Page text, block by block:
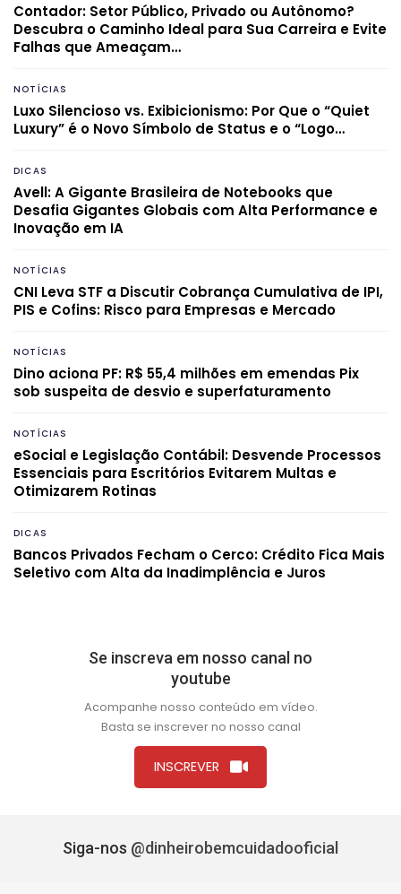
Contador: Setor Público, Privado ou Autônomo?
Descubra o Caminho Ideal para Sua Carreira e Evite
Falhas que Ameaçam…
NOTÍCIAS
Luxo Silencioso vs. Exibicionismo: Por Que o “Quiet
Luxury” é o Novo Símbolo de Status e o “Logo…
DICAS
Avell: A Gigante Brasileira de Notebooks que
Desafia Gigantes Globais com Alta Performance e
Inovação em IA
NOTÍCIAS
CNI Leva STF a Discutir Cobrança Cumulativa de IPI,
PIS e Cofins: Risco para Empresas e Mercado
NOTÍCIAS
Dino aciona PF: R$ 55,4 milhões em emendas Pix
sob suspeita de desvio e superfaturamento
NOTÍCIAS
eSocial e Legislação Contábil: Desvende Processos
Essenciais para Escritórios Evitarem Multas e
Otimizarem Rotinas
DICAS
Bancos Privados Fecham o Cerco: Crédito Fica Mais
Seletivo com Alta da Inadimplência e Juros
Se inscreva em nosso canal no
youtube
Acompanhe nosso conteúdo em vídeo.
Basta se inscrever no nosso canal
INSCREVER
Siga-nos @dinheirobemcuidadooficial